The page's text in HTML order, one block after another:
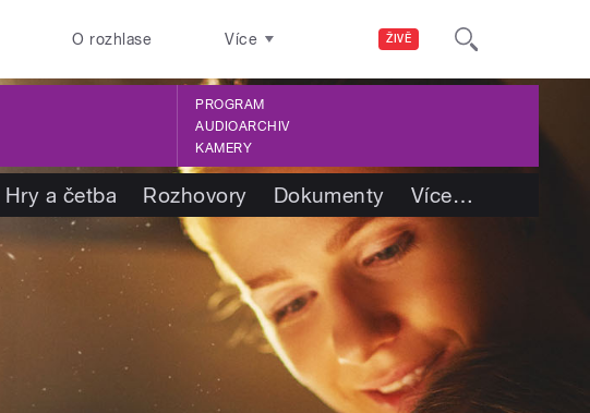
ŽIVĚ
O rozhlase Více
PROGRAM
AUDIOARCHIV
KAMERY
Hry a četba Rozhovory Dokumenty Více…